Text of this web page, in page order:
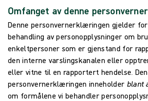
Omfanget av denne
Denne personvernerklæringen gjelder
behandling av personopplysninger om
enkeltpersoner som er gjenstand for
den interne varslingskanalen eller
eller vitne til en rapportert hendelse.
personvernerklæringen inneholder blant
om formålene vi behandler